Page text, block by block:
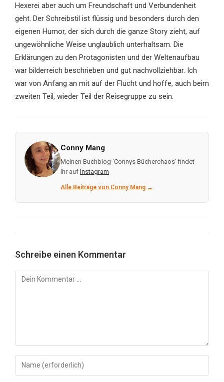
Hexerei aber auch um Freundschaft und Verbundenheit
geht. Der Schreibstil ist flüssig und besonders durch den
eigenen Humor, der sich durch die ganze Story zieht, auf
ungewöhnliche Weise unglaublich unterhaltsam. Die
Erklärungen zu den Protagonisten und der Weltenaufbau
war bilderreich beschrieben und gut nachvollziehbar. Ich
war von Anfang an mit auf der Flucht und hoffe, auch beim
zweiten Teil, wieder Teil der Reisegruppe zu sein.
Conny Mang
Meinen Buchblog 'Connys Bücherchaos' findet
ihr auf Instagram
Alle Beiträge von Conny Mang →
Schreibe einen Kommentar
Kommentar
Gib
deinen